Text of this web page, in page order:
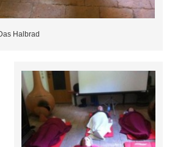
Halbrad